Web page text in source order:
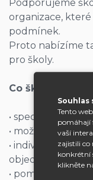
Souhlas
Tento
pomáhají
vaší
zajistili co
konkrétní
klikněte
Podporujeme
organizace,
podmínek.
Proto nabízíme
pro školy.
Co školy získají?
• speciální
• možnost
• individuální
objednávky
• pomoc s